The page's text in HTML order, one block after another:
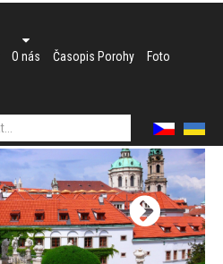
O nás Časopis Porohy Foto